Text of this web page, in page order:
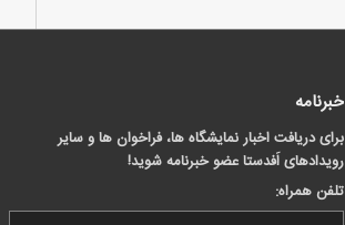
خبرنامه
برای دریافت اخبار نمایشگاه ها، فراخوان ها و سایر
رویدادهای اَفدستا عضو خبرنامه شوید!
تلفن همراه: